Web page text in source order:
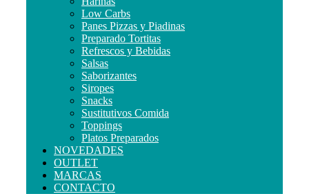
Low Carbs
Panes Pizzas y Piadinas
Preparado Tortitas
Refrescos y Bebidas
Salsas
Saborizantes
Siropes
Snacks
Sustitutivos Comida
Toppings
Platos Preparados
NOVEDADES
OUTLET
MARCAS
CONTACTO